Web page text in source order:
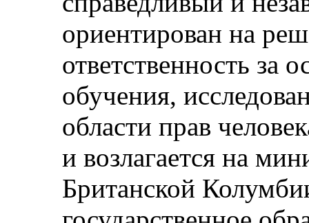
ориентирован на
ответственность за
обучения,
области прав
и возлагается на
Британской